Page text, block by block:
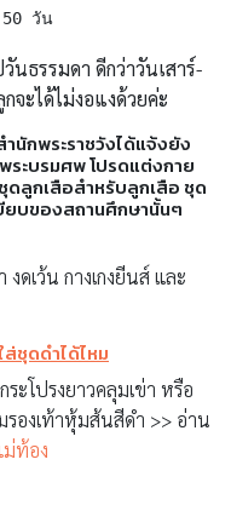
50 วัน
ธรรมดา ดีกว่าวันเสาร์-
ะได้ไม่งอแงด้วยค่ะ
ำนักพระราชวังได้แจ้งยัง
ระบรมศพ โปรดแต่งกาย
ดลูกเสือสำหรับลูกเสือ ชุด
ยบของสถานศึกษานั้นๆ
ดเว้น กางเกงยีนส์ และ
ะโปรงยาวคลุมเข่า หรือ
รองเท้าหุ้มส้นสีดำ >> อ่าน
ท้อง